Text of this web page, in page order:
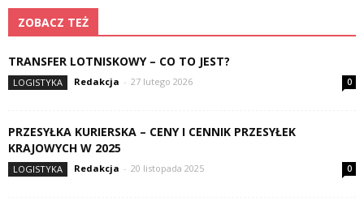
ZOBACZ TEŻ
TRANSFER LOTNISKOWY – CO TO JEST?
LOGISTYKA Redakcja - 27 lutego 2026 0
PRZESYŁKA KURIERSKA – CENY I CENNIK PRZESYŁEK
KRAJOWYCH W 2025
LOGISTYKA Redakcja - 20 listopada 2025 0